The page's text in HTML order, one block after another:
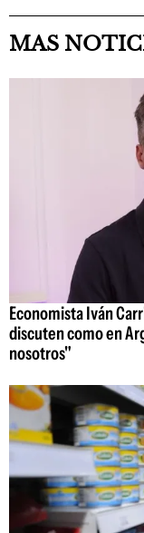
MAS
Economista Iván
discuten como en
nosotros"